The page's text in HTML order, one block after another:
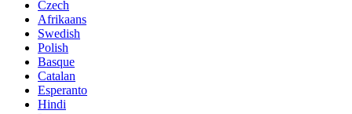
Czech
Afrikaans
Swedish
Polish
Basque
Catalan
Esperanto
Hindi